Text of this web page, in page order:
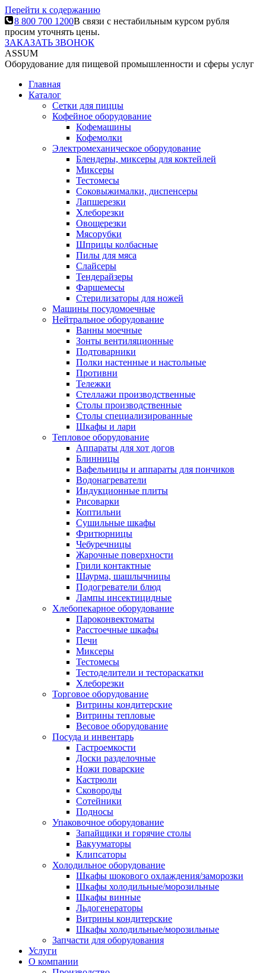
Перейти к содержанию
8 800 700 1200В связи с нестабильным курсом рубля
просим уточнять цены.
ЗАКАЗАТЬ ЗВОНОК
ASSUM
Оборудование для пищевой промышленности и сферы услуг
Главная
Каталог
Сетки для пиццы
Кофейное оборудование
Кофемашины
Кофемолки
Электромеханическое оборудование
Блендеры, миксеры для коктейлей
Миксеры
Тестомесы
Соковыжималки, диспенсеры
Лапшерезки
Хлеборезки
Овощерезки
Мясорубки
Шприцы колбасные
Пилы для мяса
Слайсеры
Тендерайзеры
Фаршемесы
Стерилизаторы для ножей
Машины посудомоечные
Нейтральное оборудование
Ванны моечные
Зонты вентиляционные
Подтоварники
Полки настенные и настольные
Противни
Тележки
Стеллажи производственные
Столы производственные
Столы специализированные
Шкафы и лари
Тепловое оборудование
Аппараты для хот догов
Блинницы
Вафельницы и аппараты для пончиков
Водонагреватели
Индукционные плиты
Рисоварки
Коптильни
Сушильные шкафы
Фритюрницы
Чебуречницы
Жарочные поверхности
Грили контактные
Шаурма, шашлычницы
Подогреватели блюд
Лампы инсектицидные
Хлебопекарное оборудование
Пароконвектоматы
Расстоечные шкафы
Печи
Миксеры
Тестомесы
Тестоделители и тестораскатки
Хлеборезки
Торговое оборудование
Витрины кондитерские
Витрины тепловые
Весовое оборудование
Посуда и инвентарь
Гастроемкости
Доски разделочные
Ножи поварские
Кастрюли
Сковороды
Сотейники
Подносы
Упаковочное оборудование
Запайщики и горячие столы
Вакууматоры
Клипсаторы
Холодильное оборудование
Шкафы шокового охлаждения/заморозки
Шкафы холодильные/морозильные
Шкафы винные
Льдогенераторы
Витрины кондитерские
Шкафы холодильные/морозильные
Запчасти для оборудования
Услуги
О компании